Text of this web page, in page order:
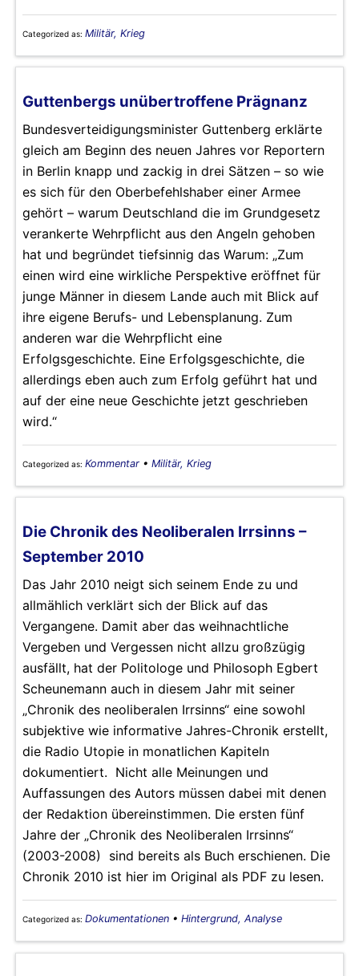
Categorized as: Militär, Krieg
Guttenbergs unübertroffene Prägnanz
Bundesverteidigungsminister Guttenberg erklärte
gleich am Beginn des neuen Jahres vor Reportern
in Berlin knapp und zackig in drei Sätzen – so wie
es sich für den Oberbefehlshaber einer Armee
gehört – warum Deutschland die im Grundgesetz
verankerte Wehrpflicht aus den Angeln gehoben
hat und begründet tiefsinnig das Warum: „Zum
einen wird eine wirkliche Perspektive eröffnet für
junge Männer in diesem Lande auch mit Blick auf
ihre eigene Berufs- und Lebensplanung. Zum
anderen war die Wehrpflicht eine
Erfolgsgeschichte. Eine Erfolgsgeschichte, die
allerdings eben auch zum Erfolg geführt hat und
auf der eine neue Geschichte jetzt geschrieben
wird.“
Categorized as: Kommentar • Militär, Krieg
Die Chronik des Neoliberalen Irrsinns –
September 2010
Das Jahr 2010 neigt sich seinem Ende zu und
allmählich verklärt sich der Blick auf das
Vergangene. Damit aber das weihnachtliche
Vergeben und Vergessen nicht allzu großzügig
ausfällt, hat der Politologe und Philosoph Egbert
Scheunemann auch in diesem Jahr mit seiner
„Chronik des neoliberalen Irrsinns“ eine sowohl
subjektive wie informative Jahres-Chronik erstellt,
die Radio Utopie in monatlichen Kapiteln
dokumentiert. Nicht alle Meinungen und
Auffassungen des Autors müssen dabei mit denen
der Redaktion übereinstimmen. Die ersten fünf
Jahre der „Chronik des Neoliberalen Irrsinns“
(2003-2008) sind bereits als Buch erschienen. Die
Chronik 2010 ist hier im Original als PDF zu lesen.
Categorized as: Dokumentationen • Hintergrund, Analyse